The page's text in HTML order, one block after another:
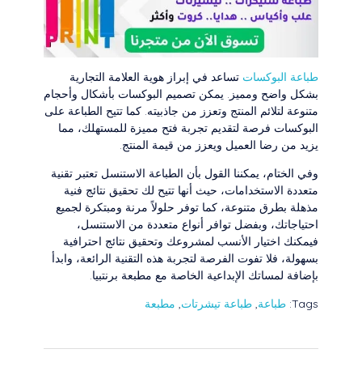
طباعة البوكسات تساعد في إبراز هوية العلامة التجارية
بشكل واضح ومميز. يمكن تصميم البوكسات بأشكال وأحجام
متنوعة لتلائم المنتج وتعزز من جاذبيته. كما تتيح الطباعة على
البوكسات فرصة لتقديم تجربة فتح مميزة للمستهلك، مما
يزيد من رضا العميل ويعزز من قيمة المنتج.
وفي الختام، يمكننا القول بأن الطباعة الاستنسل تعتبر تقنية
متعددة الاستخدامات، حيث أنها تتيح لك تحقيق نتائج فنية
مذهلة بطرق متنوعة، كما توفر حلولاً مرنة ومبتكرة لجميع
احتياجاتك، وبفضل توافر أنواع متعددة من الاستنسل،
فيمكنك اختيار الأنسب لمشروعك وتحقيق نتائج احترافية
بسهولة، فلا تفوت الفرصة لتجربة هذه التقنية الرائعة، وابدأ
بإضافة لمساتك الإبداعية الخاصة مع مطبعة برنتبيا.
Tags: طباعة, طباعة تيشرتات, مطبعة